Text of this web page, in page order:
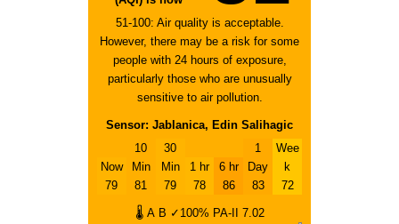
51-100: Air quality is acceptable.
However, there may be a risk for some
people with 24 hours of exposure,
particularly those who are unusually
sensitive to air pollution.
Sensor: Jablanica, Edin Salihagic
Now
79
10
Min
81
30
Min
79
1 hr
78
6 hr
86
1
Day
83
Wee
k
72
🌡 A B ✓100% PA-II
7.02